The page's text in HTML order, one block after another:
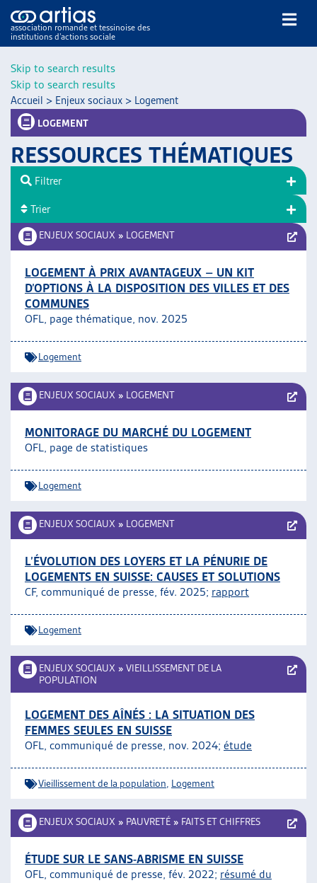
Skip to search results
Skip to search results
association romande et tessinoise des
institutions d’actions sociale
NOS PUBLICATIONS
DOSSIERS DU MOIS
VEILLE
RESSOURCES
THÉMATIQUES
GUIDE SOCIAL ROMAND
AUTRES
PROJETS ET ACTIVITÉS
JOURNÉES D’AUTOMNE
Accueil > Enjeux sociaux > Logement
LOGEMENT
RESSOURCES THÉMATIQUES
ENJEUX SOCIAUX » LOGEMENT
LOGEMENT À PRIX AVANTAGEUX – UN KIT
D’OPTIONS À LA DISPOSITION DES VILLES ET DES
COMMUNES
OFL, page thématique, nov. 2025
Logement
ENJEUX SOCIAUX » LOGEMENT
MONITORAGE DU MARCHÉ DU LOGEMENT
OFL, page de statistiques
Logement
ENJEUX SOCIAUX » LOGEMENT
L’ÉVOLUTION DES LOYERS ET LA PÉNURIE DE
LOGEMENTS EN SUISSE: CAUSES ET SOLUTIONS
CF, communiqué de presse, fév. 2025; rapport
Logement
ENJEUX SOCIAUX » VIEILLISSEMENT DE LA
POPULATION
LOGEMENT DES AÎNÉS : LA SITUATION DES
FEMMES SEULES EN SUISSE
OFL, communiqué de presse, nov. 2024; étude
Vieillissement de la population Logement
ENJEUX SOCIAUX » PAUVRETÉ » FAITS ET CHIFFRES
ÉTUDE SUR LE SANS-ABRISME EN SUISSE
OFL, communiqué de presse, fév. 2022; résumé du
Filtrer
Trier